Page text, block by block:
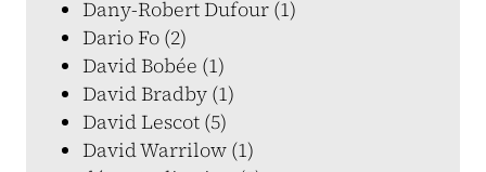
Dany-Robert Dufour (1)
Dario Fo (2)
David Bobée (1)
David Bradby (1)
David Lescot (5)
David Warrilow (1)